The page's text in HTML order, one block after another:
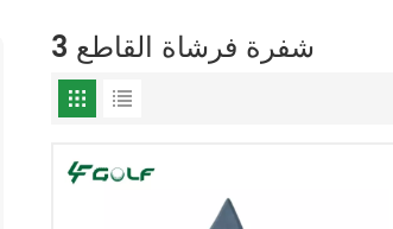
3 شفرة فرشاة القاطع